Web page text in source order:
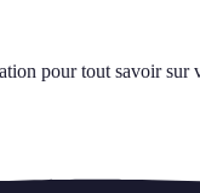
pour tout savoir sur